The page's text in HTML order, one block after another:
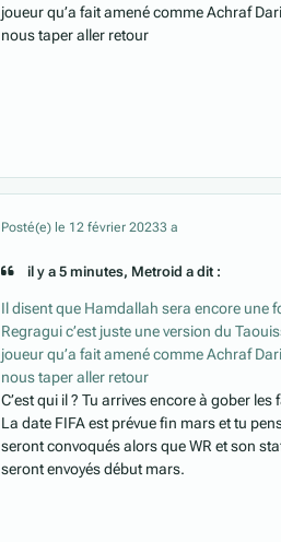
joueur qu’a fait amené comme Achraf
nous taper aller retour
Posté(e) le 12 février 20233 a
il y a 5 minutes, Metroid a dit :
Il disent que Hamdallah sera encore une
Regragui c’est juste une version du
joueur qu’a fait amené comme Achraf
nous taper aller retour
C’est qui il ? Tu arrives encore à gober les
La date FIFA est prévue fin mars et tu
seront convoqués alors que WR et son
seront envoyés début mars.